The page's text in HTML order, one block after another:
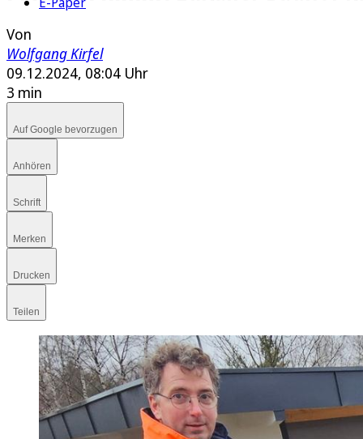
Von
Wolfgang Kirfel
09.12.2024, 08:04 Uhr
3 min
Auf Google bevorzugen
Anhören
Schrift
Merken
Drucken
Teilen